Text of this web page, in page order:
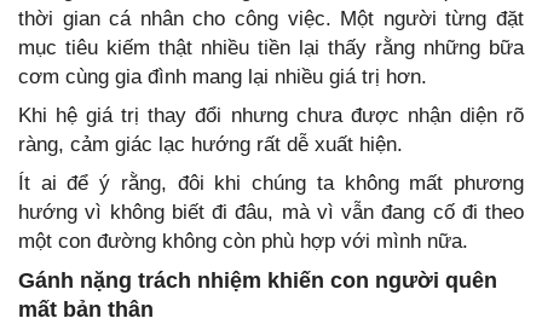
thời gian cá nhân cho công việc. Một người từng đặt
mục tiêu kiếm thật nhiều tiền lại thấy rằng những bữa
cơm cùng gia đình mang lại nhiều giá trị hơn.
Khi hệ giá trị thay đổi nhưng chưa được nhận diện rõ
ràng, cảm giác lạc hướng rất dễ xuất hiện.
Ít ai để ý rằng, đôi khi chúng ta không mất phương
hướng vì không biết đi đâu, mà vì vẫn đang cố đi theo
một con đường không còn phù hợp với mình nữa.
Gánh nặng trách nhiệm khiến con người quên
mất bản thân